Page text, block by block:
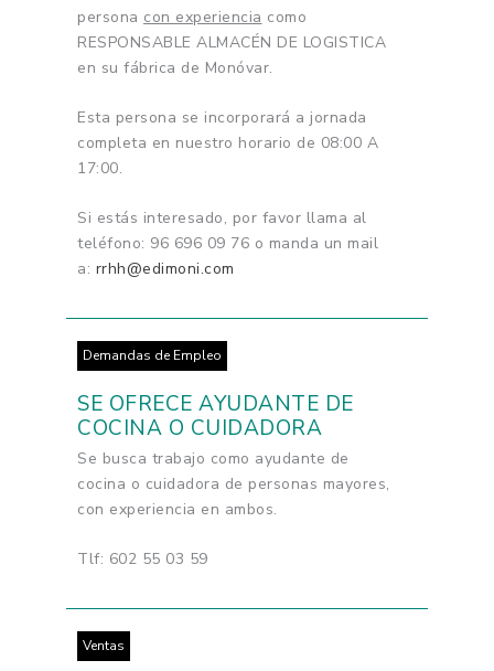
persona con experiencia como
RESPONSABLE ALMACÉN DE LOGISTICA
en su fábrica de Monóvar.
Esta persona se incorporará a jornada
completa en nuestro horario de 08:00 A
17:00.
Si estás interesado, por favor llama al
teléfono: 96 696 09 76 o manda un mail
a: rrhh@edimoni.com
Demandas de Empleo
SE OFRECE AYUDANTE DE
COCINA O CUIDADORA
Se busca trabajo como ayudante de
cocina o cuidadora de personas mayores,
con experiencia en ambos.
Tlf: 602 55 03 59
Ventas